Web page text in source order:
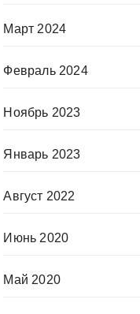
Март 2024
Февраль 2024
Ноябрь 2023
Январь 2023
Август 2022
Июнь 2020
Май 2020